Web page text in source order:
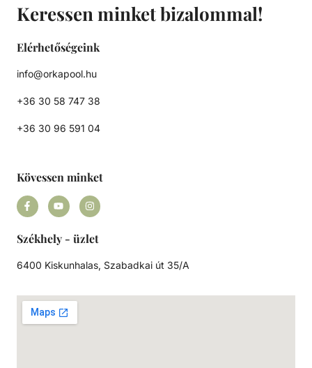
Keressen minket bizalommal!
Elérhetőségeink
info@orkapool.hu
+36 30 58 747 38
+36 30 96 591 04
Kövessen minket
Székhely - üzlet
6400 Kiskunhalas, Szabadkai út 35/A